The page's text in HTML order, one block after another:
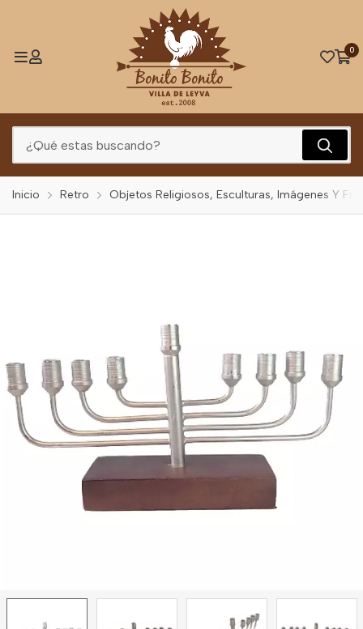
0
Inicio Retro Objetos Religiosos, Esculturas, Imágenes Y